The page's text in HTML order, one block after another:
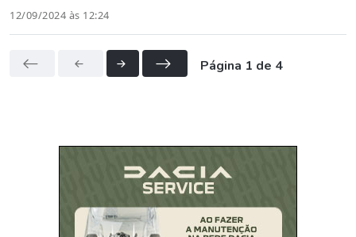
12/09/2024 às 12:24
Página 1 de 4